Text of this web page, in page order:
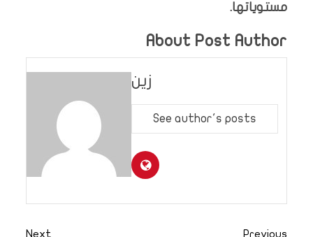
مستوياتها.
About Post Author
زين
See author's posts
Previous
Next